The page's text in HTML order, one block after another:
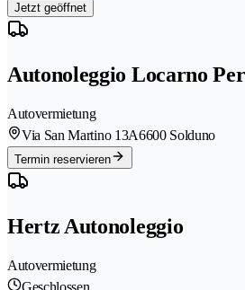
Jetzt geöffnet
Autonoleggio Locarno
Autovermietung
Via San Martino 13A6600 Solduno
Termin reservieren
Hertz Autonoleggio
Autovermietung
Geschlossen